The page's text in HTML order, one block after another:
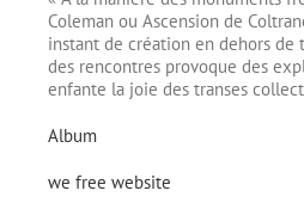
Coleman ou Ascension de
instant de création en dehors de
des rencontres provoque des
enfante la joie des transes
Album
we free website